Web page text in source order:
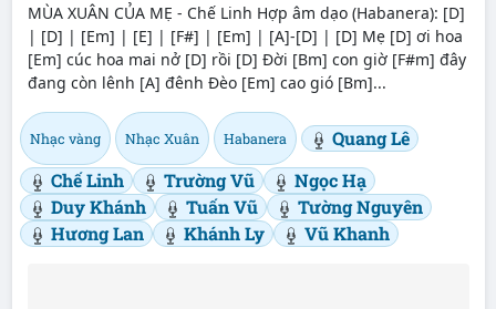
MÙA XUÂN CỦA MẸ - Chế Linh Hợp âm dạo (Habanera): [D]
| [D] | [Em] | [E] | [F#] | [Em] | [A]-[D] | [D] Mẹ [D] ơi hoa
[Em] cúc hoa mai nở [D] rồi [D] Đời [Bm] con giờ [F#m] đây
đang còn lênh [A] đênh Đèo [Em] cao gió [Bm]...
Nhạc vàng Nhạc Xuân Habanera
Quang Lê
Chế Linh
Trường Vũ
Ngọc Hạ
Duy Khánh
Tuấn Vũ
Tường Nguyên
Hương Lan
Khánh Ly Vũ Khanh